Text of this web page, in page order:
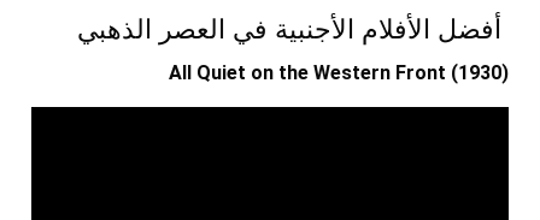
أفضل الأفلام الأجنبية في العصر الذهبي
All Quiet on the Western Front (1930)